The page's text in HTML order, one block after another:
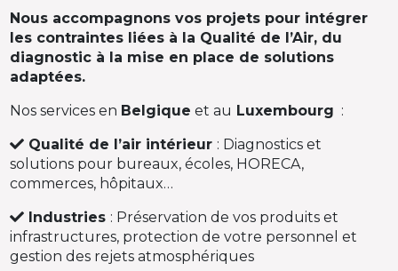
Nous accompagnons vos projets pour intégrer
les contraintes liées à la Qualité de l’Air, du
diagnostic à la mise en place de solutions
adaptées.
Nos services en Belgique et au Luxembourg :
Qualité de l’air intérieur : Diagnostics et
solutions pour bureaux, écoles, HORECA,
commerces, hôpitaux…
Industries : Préservation de vos produits et
infrastructures, protection de votre personnel et
gestion des rejets atmosphériques